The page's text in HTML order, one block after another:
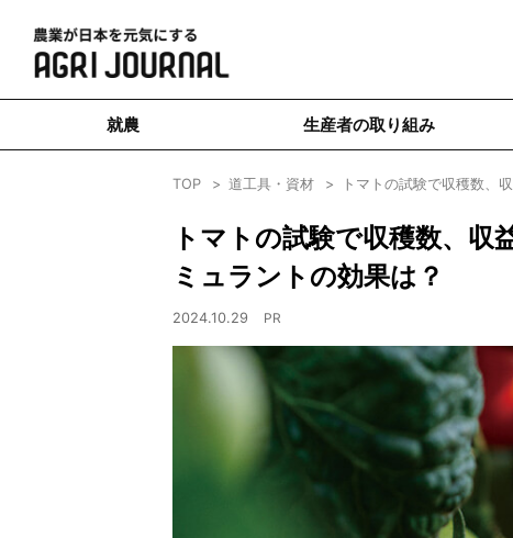
就農 生産者の取り組み
TOP 道工具・資材 トマトの試験で収穫数、
トマトの試験で収穫数、収
ミュラントの効果は？
2024.10.29 PR